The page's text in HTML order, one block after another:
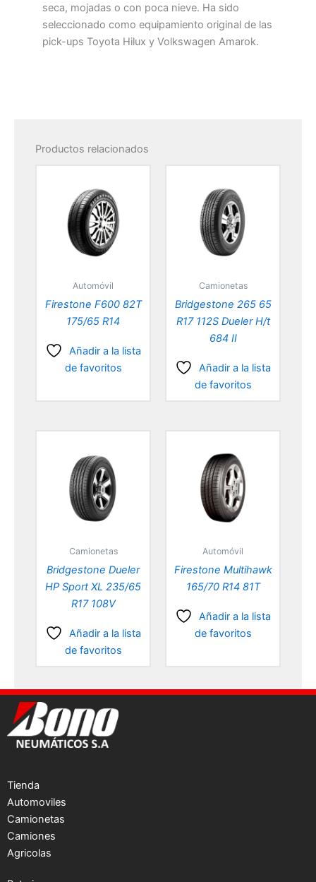
seca, mojadas o con poca nieve. Ha sido
seleccionado como equipamiento original de las
pick-ups Toyota Hilux y Volkswagen Amarok.
Productos relacionados
Automóvil
Firestone F600 82T
175/65 R14
Añadir a la lista
de favoritos
Camionetas
Bridgestone 265 65
R17 112S Dueler H/t
684 II
Añadir a la lista
de favoritos
Camionetas
Bridgestone Dueler
HP Sport XL 235/65
R17 108V
Añadir a la lista
de favoritos
Automóvil
Firestone Multihawk
165/70 R14 81T
Añadir a la lista
de favoritos
Tienda
Automoviles
Camionetas
Camiones
Agricolas